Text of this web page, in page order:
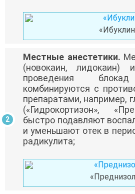
Местные анестетики.
(новокаин, лидокаин)
проведения
комбинируются с
препаратами, например,
(«Гидрокортизон»,
быстро подавляют
и уменьшают отек в
радикулита;